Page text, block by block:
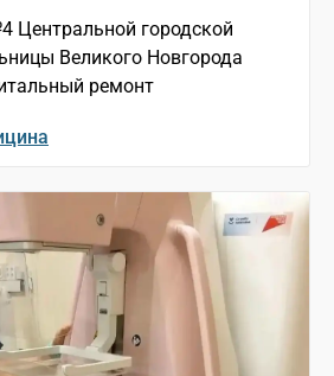
Центральной городской
Великого Новгорода
ремонт